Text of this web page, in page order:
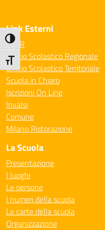
Attiva/disattiva alto contrasto
Attiva/disattiva dimensione testo
Link Esterni
MIUR
Ufficio Scolastico Regionale
Ufficio Scolastico Territoriale
Scuola in Chiaro
Iscrizioni On Line
Invalsi
Comune
Milano Ristorazione
La Scuola
Presentazione
I luoghi
Le persone
I numeri della scuola
Le carte della scuola
Organizzazione